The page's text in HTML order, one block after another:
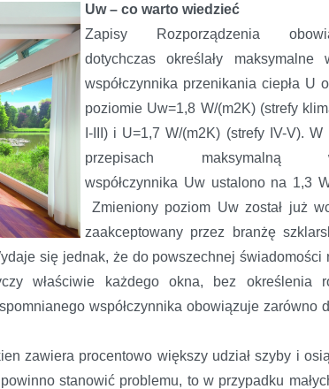
Uw – co warto wiedzieć
Zapisy Rozporządzenia
dotychczas określały maksymalne
współczynnika przenikania ciepła U
poziomie Uw=1,8 W/(m2K) (strefy
I-III) i U=1,7 W/(m2K) (strefy IV-V). W
przepisach maksymalną
współczynnika Uw ustalono na 1,3
Zmieniony poziom Uw został już
zaakceptowany przez branżę
się jednak, że do powszechnej świadomości
właściwie każdego okna, bez określenia
współczynnika obowiązuje zarówno
zawiera procentowo większy udział szyby i
stanowić problemu, to w przypadku